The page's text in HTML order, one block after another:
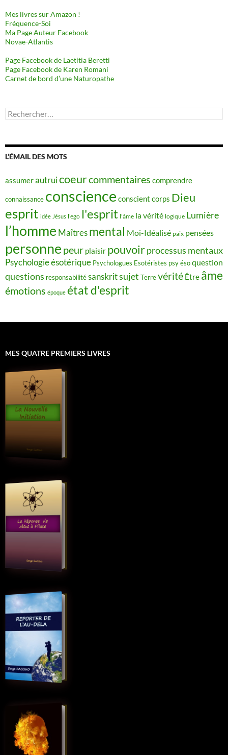
Mes livres sur Amazon !
Fréquence-Soi
Ma Page Auteur Facebook
Novae-Atlantis
Page Facebook de Laetitia Beretti
Page Facebook de Karen Romani
Carnet de bord d’une Naturopathe
Rechercher :
L’ÉMAIL DES MOTS
assumerautruicoeurcommentaires comprendre
connaissance conscience conscient corps Dieu
esprit idée Jésus l'ego l'esprit l'âme la vérité logique Lumière
l’homme Maîtres mental Moi-Idéalisé paix pensées
personne peur plaisir pouvoirprocessus mentaux
Psychologie ésotérique Psychologues Esotéristes psy ésoquestion
questions responsabilitésanskritsujet Terrevérité Être âme
émotions époque état d'esprit
MES QUATRE PREMIERS LIVRES